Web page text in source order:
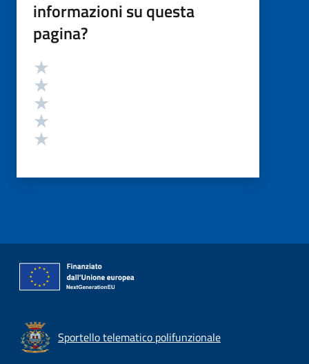
informazioni su questa
pagina?
Valutazione
Sportello telematico polifunzionale